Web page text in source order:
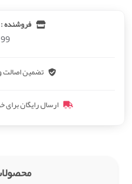
فروشنده :
تضمین اصالت
ارسال رایگان برای خرید